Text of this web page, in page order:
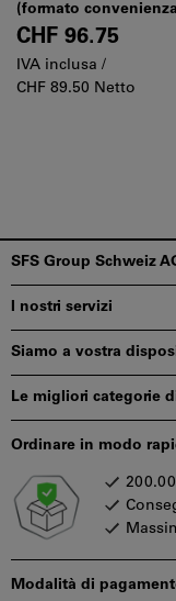
(formato
CHF 96.75
IVA inclusa /
CHF 89.50 Netto
Piè
di
pagina
SFS Group Schweiz
I nostri servizi
Siamo a vostra
Le migliori categorie
Modalità di
Ordinare in modo